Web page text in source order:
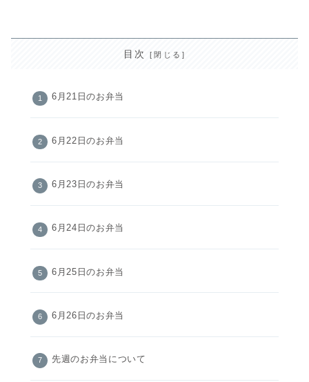
目次
6月21日のお弁当
6月22日のお弁当
6月23日のお弁当
6月24日のお弁当
6月25日のお弁当
6月26日のお弁当
先週のお弁当について